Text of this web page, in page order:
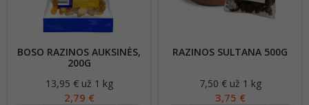
BOSO RAZINOS AUKSINĖS,
200G
Kaina
13,95 € už 1 kg
2,79 €
RAZINOS SULTANA 500G
Kaina
7,50 € už 1 kg
3,75 €